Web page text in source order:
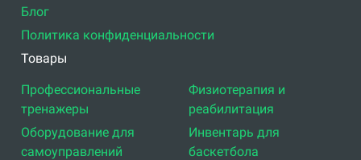
Блог
Политика конфиденциальности
Товары
Профессиональные
тренажеры
Оборудование для
самоуправлений
Физиотерапия и
реабилитация
Инвентарь для
баскетбола